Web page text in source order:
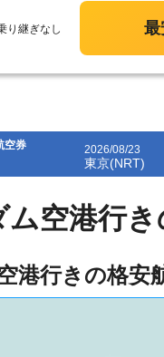
り継ぎなし 最
空券 2026/08/23
東京(NRT)
ム空港行
港行きの格安